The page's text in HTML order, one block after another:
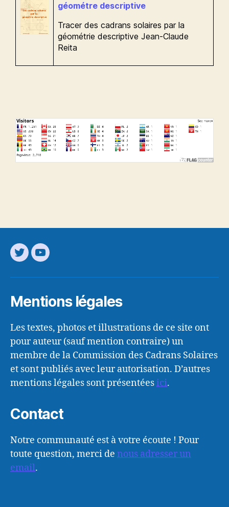
géométre descriptive
Tracer des cadrans solaires par la
géométrie descriptive Jean-Claude
Reita
Mentions légales
Les textes, photos et illustrations de ce site ont
pour auteur (sauf mention contraire) un
membre de la Commission des Cadrans Solaires
et sont publiés avec leur autorisation. D’autres
mentions légales sont présentéesici.
Contact
Notre communauté est à votre écoute ! Pour
toute question, merci de nous adresser un
email.